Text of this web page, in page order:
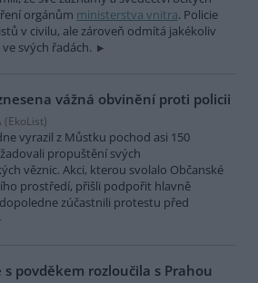
orgánům ministerstva vnitra. Policie
v civilu, ale zároveň odmítá jakékoliv
svých řadách.
vážná obvinění proti policii
vyrazil z Můstku pochod asi 150
propuštění svých
věznic. Akci, kterou svolalo Občanské
prostředí, přišli podpořit hlavně
zúčastnili protestu před
s povděkem rozloučila s Prahou